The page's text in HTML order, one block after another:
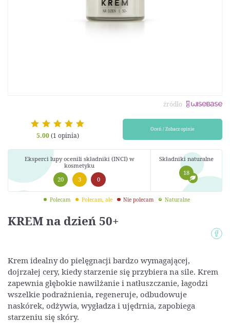
KREM na dzień 50+
źródło
5.00(1 opinia)
Oceń / Zobacz opinie
Eksperci lupy ocenili składniki (INCI) w
kosmetyku
20
3 0
Składniki naturalne
18
Polecam Polecam, ale Nie polecam Naturalne
Krem idealny do pielęgnacji bardzo wymagającej,
dojrzałej cery, kiedy starzenie się przybiera na sile. Krem
zapewnia głębokie nawilżanie i natłuszczanie, łagodzi
wszelkie podrażnienia, regeneruje, odbudowuje
naskórek, odżywia, wygładza i ujędrnia, zapobiega
starzeniu się skóry.